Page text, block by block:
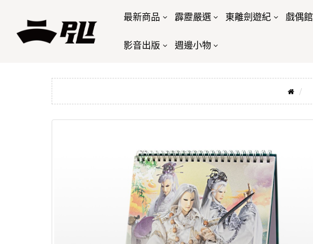
最新商品 霹靂嚴選 東離劍遊紀 戲偶館
影音出版 週邊小物